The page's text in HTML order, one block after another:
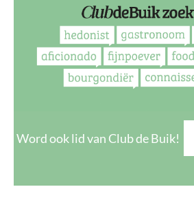
Word ook lid van Club de Buik!